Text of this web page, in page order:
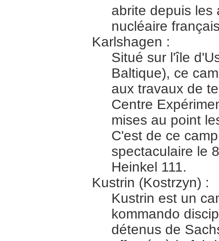
abrite depuis les
nucléaire
Karlshagen :
Situé sur l'île
Baltique), ce
aux travaux de
Centre
mises au point
C'est de ce
spectaculaire le
Heinkel 111.
Kustrin (Kostrzyn) :
Kustrin est un
kommando
détenus de